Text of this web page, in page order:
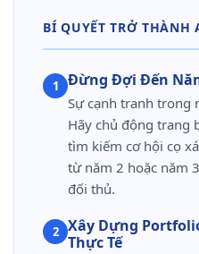
BÍ QUYẾT TRỞ THÀNH
1 Đừng Đợi Đến
Sự cạnh tranh trong
Hãy chủ động trang
tìm kiếm cơ hội cọ
từ năm 2 hoặc năm
đối thủ.
2 Xây Dựng
Thực Tế